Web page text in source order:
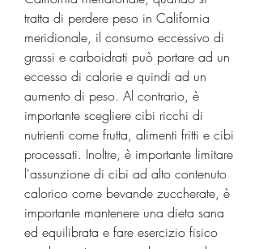
tratta di perdere peso in California
meridionale, il consumo eccessivo di
grassi e carboidrati può portare ad un
eccesso di calorie e quindi ad un
aumento di peso. Al contrario, è
importante scegliere cibi ricchi di
nutrienti come frutta, alimenti fritti e cibi
processati. Inoltre, è importante limitare
l'assunzione di cibi ad alto contenuto
calorico come bevande zuccherate, è
importante mantenere una dieta sana
ed equilibrata e fare esercizio fisico